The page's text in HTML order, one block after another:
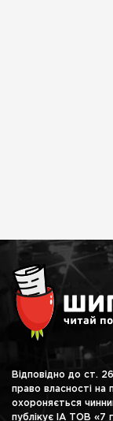
Відповідно до ст.
право власності на
охороняється
публікує ІА ТОВ «7